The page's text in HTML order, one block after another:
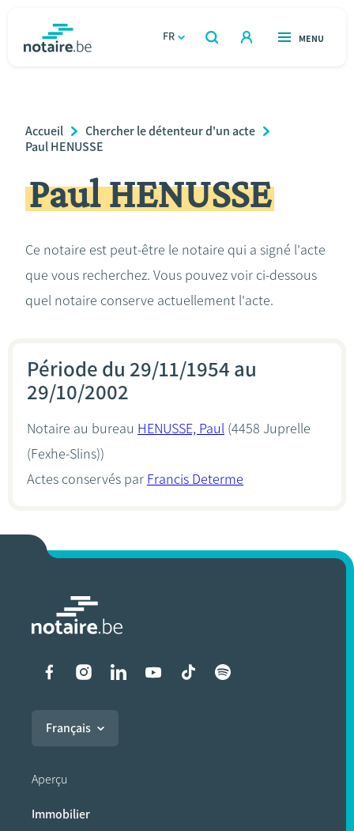
FR
OUVERT
RECHERCHER
OUVERT
MENU
Relations et vivre ensemble
Héritage et donations
Le notaire
Breadcrumb
Accueil
Chercher le détenteur d'un acte
Paul HENUSSE
Paul HENUSSE
Ce notaire est peut-être le notaire qui a signé l'acte
que vous recherchez. Vous pouvez voir ci-dessous
quel notaire conserve actuellement l'acte.
Période du 29/11/1954 au
29/10/2002
Notaire au bureau HENUSSE, Paul (4458 Juprelle
(Fexhe-Slins))
Actes conservés par Francis Determe
Liens vers les réseaux
Français
Aperçu
Immobilier